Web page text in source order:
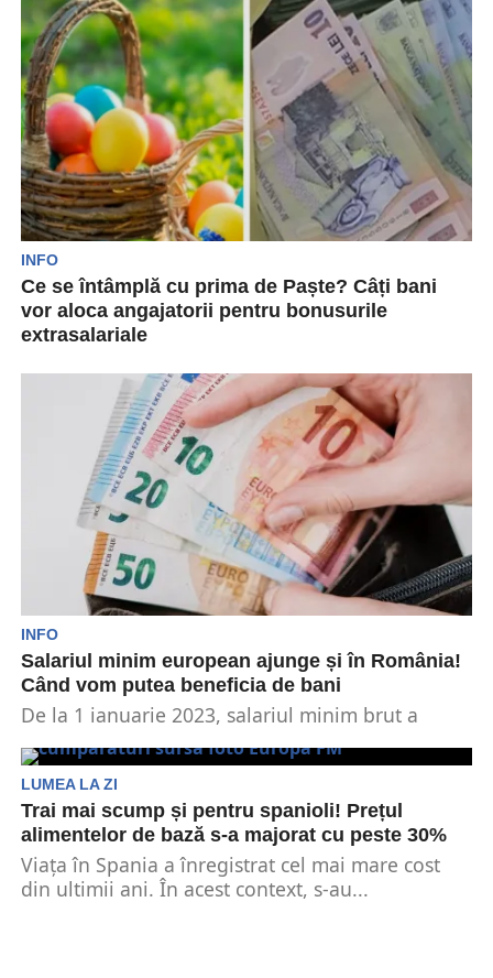
au crescut necontenit, în unele cazuri, costurile
alimentelor...
INFO
Ce se întâmplă cu prima de Paște? Câți bani
vor aloca angajatorii pentru bonusurile
extrasalariale
la suprafață faptul că majoritatea persoanele
active pe piața...
INFO
Salariul minim european ajunge și în România!
Când vom putea beneficia de bani
De la 1 ianuarie 2023, salariul minim brut a
LUMEA LA ZI
Trai mai scump și pentru spanioli! Prețul
alimentelor de bază s-a majorat cu peste 30%
Viața în Spania a înregistrat cel mai mare cost
din ultimii ani. În acest context, s-au...